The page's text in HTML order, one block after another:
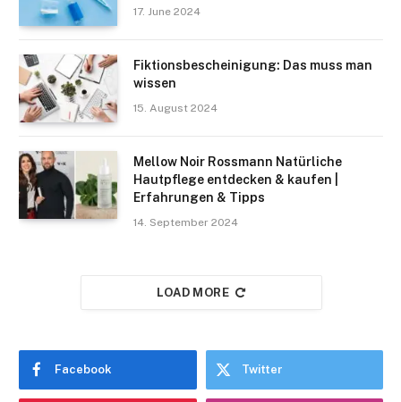
17. June 2024
Fiktionsbescheinigung: Das muss man
wissen
15. August 2024
Mellow Noir Rossmann Natürliche
Hautpflege entdecken & kaufen |
Erfahrungen & Tipps
14. September 2024
LOAD MORE
Facebook Twitter